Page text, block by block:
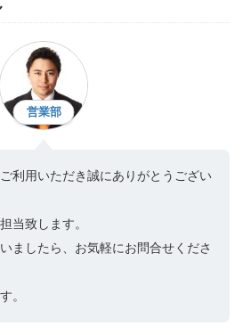
営業部
利用いただき誠にありがとうござい
当致します。
ましたら、お気軽にお問合せくださ
。